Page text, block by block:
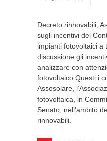
Decreto rinnovabili,
sugli incentivi del
impianti fotovoltaici a
discussione gli
analizzare con
fotovoltaico Questi i
Assosolare,
fotovoltaica, in
Senato, nell’ambito
rinnovabili.